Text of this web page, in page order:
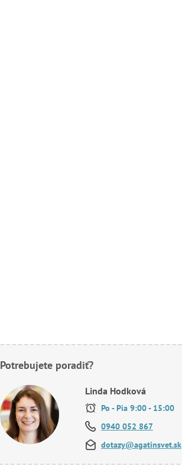
Potrebujete poradiť?
Linda Hodková
Po - Pia 9:00 - 15:00
0940 052 867
dotazy@agatinsvet.sk